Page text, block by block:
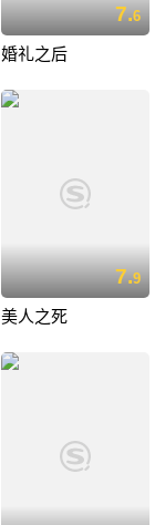
7.6
婚礼之后
7.9
美人之死